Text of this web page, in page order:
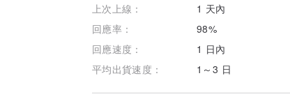
加入關注
上次上線：
1 天內
回應率：
98%
回應速度：
1 日內
平均出貨速度：
1～3 日